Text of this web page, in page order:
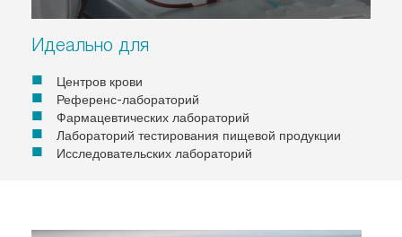
Идеально для
Центров крови
Референс-лабораторий
Фармацевтических лабораторий
Лабораторий тестирования пищевой продукции
Исследовательских лабораторий